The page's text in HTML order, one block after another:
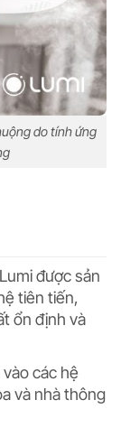
do tính ứng
được sản
tiên tiến,
ổn định và
các hệ
và nhà thông